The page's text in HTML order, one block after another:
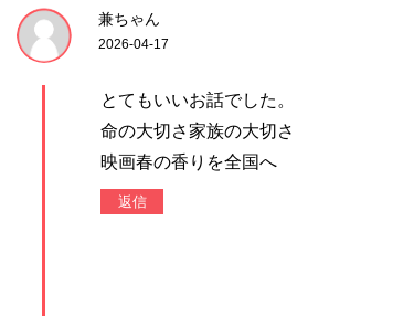
兼ちゃん
2026-04-17
とてもいいお話でした。
命の大切さ家族の大切さ
映画春の香りを全国へ
返信